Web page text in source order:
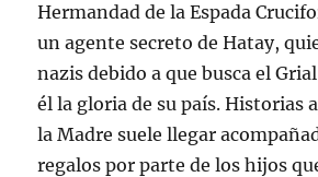
Hermandad de la Espada
un agente secreto de Hatay,
nazis debido a que busca el
él la gloria de su país. Historias
la Madre suele llegar
regalos por parte de los hijos